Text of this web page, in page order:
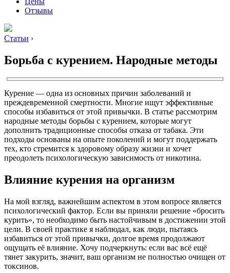
Отзывы
Статьи ›
Борьба с курением. Народные методы
Курение — одна из основных причин заболеваний и
преждевременной смертности. Многие ищут эффективные
способы избавиться от этой привычки. В статье рассмотрим
народные методы борьбы с курением, которые могут
дополнить традиционные способы отказа от табака. Эти
подходы основаны на опыте поколений и могут поддержать
тех, кто стремится к здоровому образу жизни и хочет
преодолеть психологическую зависимость от никотина.
Влияние курения на организм
На мой взгляд, важнейшим аспектом в этом вопросе является
психологический фактор. Если вы приняли решение «бросить
курить», то необходимо быть настойчивым в достижении этой
цели. В своей практике я наблюдал, как люди, пытаясь
избавиться от этой привычки, долгое время продолжают
ощущать её влияние. Хочу подчеркнуть: если вас всё ещё
тянет закурить, значит, ваш организм не полностью очищен от
токсинов.